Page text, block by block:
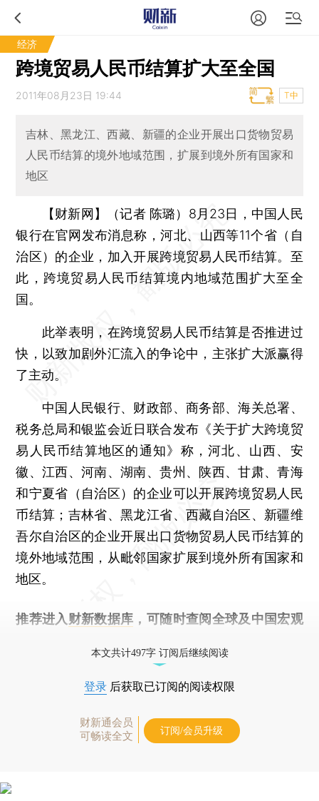
经济
跨境贸易人民币结算扩大至全国
2011年08月23日 19:44 T中
吉林、黑龙江、西藏、新疆的企业开展出口货物贸易
人民币结算的境外地域范围，扩展到境外所有国家和
地区
【财新网】（记者 陈璐） 8月23日，中国人民
银行在官网发布消息称，河北、山西等11个省（自
治区）的企业，加入开展跨境贸易人民币结算。至
此，跨境贸易人民币结算境内地域范围扩大至全
国。
此举表明，在跨境贸易人民币结算是否推进过
快，以致加剧外汇流入的争论中，主张扩大派赢得
了主动。
中国人民银行、财政部、商务部、海关总署、
税务总局和银监会近日联合发布《关于扩大跨境贸
易人民币结算地区的通知》称，河北、山西、安
徽、江西、河南、湖南、贵州、陕西、甘肃、青海
和宁夏省（自治区）的企业可以开展跨境贸易人民
币结算；吉林省、黑龙江省、西藏自治区、新疆维
吾尔自治区的企业开展出口货物贸易人民币结算的
境外地域范围，从毗邻国家扩展到境外所有国家和
地区。
推荐进入 财新数据库 ，可随时查阅全球及中国宏观
本文共计497字 订阅后继续阅读
登录 后获取已订阅的阅读权限
财新通会员
可畅读全文
订阅/会员升级